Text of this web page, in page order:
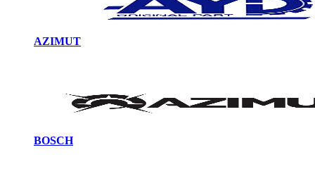
AZIMUT
BOSCH